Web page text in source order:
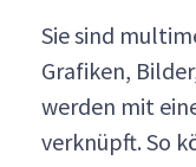
Sie sind
Grafiken,
werden mit
verknüpft. So